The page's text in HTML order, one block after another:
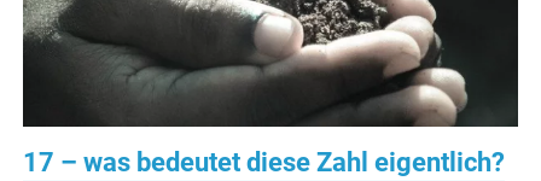
17 – was bedeutet diese Zahl eigentlich?